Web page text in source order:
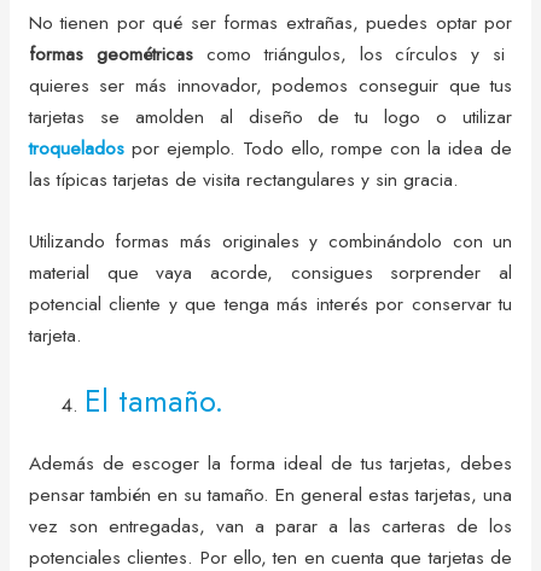
No tienen por qué ser formas extrañas, puedes optar por
formas geométricascomo triángulos, los círculos y si
quieres ser más innovador, podemos conseguir que tus
tarjetas se amolden al diseño de tu logo o utilizar
troqueladospor ejemplo. Todo ello, rompe con la idea de
las típicas tarjetas de visita rectangulares y sin gracia.
Utilizando formas más originales y combinándolo con un
material que vaya acorde, consigues sorprender al
potencial cliente y que tenga más interés por conservar tu
tarjeta.
El tamaño.
Además de escoger la forma ideal de tus tarjetas, debes
pensar también en su tamaño. En general estas tarjetas, una
vez son entregadas, van a parar a las carteras de los
potenciales clientes. Por ello, ten en cuenta que tarjetas de